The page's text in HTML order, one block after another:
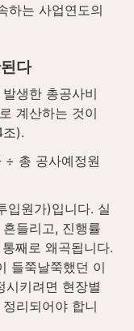
하는 사업연도의
다
생한 총공사비
계산하는 것이
).
÷ 총 공사예정원
입원가)입니다. 실
들리고, 진행률
째로 왜곡됩니다.
들쭉날쭉했던 이
시키려면 현장별
리되어야 합니